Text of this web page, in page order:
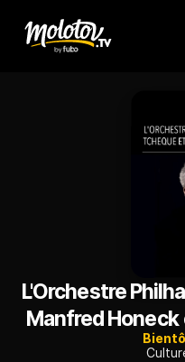
L'Orchestre
Manfred Honeck